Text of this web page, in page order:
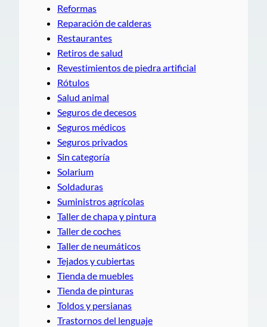
Reformas
Reparación de calderas
Restaurantes
Retiros de salud
Revestimientos de piedra artificial
Rótulos
Salud animal
Seguros de decesos
Seguros médicos
Seguros privados
Sin categoría
Solarium
Soldaduras
Suministros agrícolas
Taller de chapa y pintura
Taller de coches
Taller de neumáticos
Tejados y cubiertas
Tienda de muebles
Tienda de pinturas
Toldos y persianas
Trastornos del lenguaje